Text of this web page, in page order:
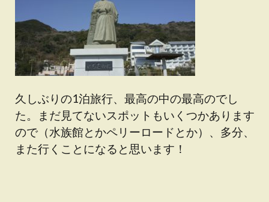
久しぶりの1泊旅行、最高の中の最高のでし
た。まだ見てないスポットもいくつかあります
ので（水族館とかペリーロードとか）、多分、
また行くことになると思います！